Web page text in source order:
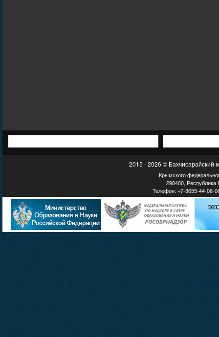
2015 - 2026 © Бахчисарайский
Крымского
298400, Республика
Телефон: +7-3655-44-06-